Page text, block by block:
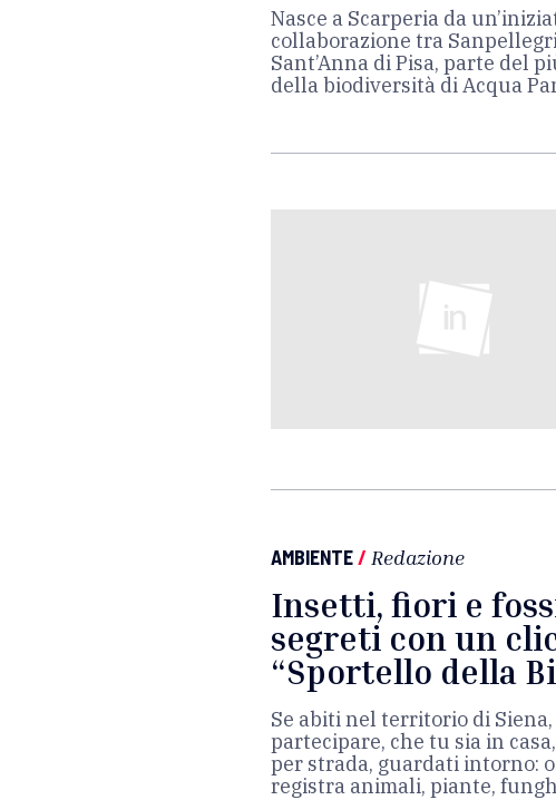
Nasce a Scarperia da
collaborazione tra
Sant’Anna di Pisa, parte del
della biodiversità di Acqua
AMBIENTE/ Redazione
Insetti, fiori e
segreti con un
“Sportello della
Se abiti nel territorio di
partecipare, che tu sia in
per strada, guardati intorno:
registra animali, piante,